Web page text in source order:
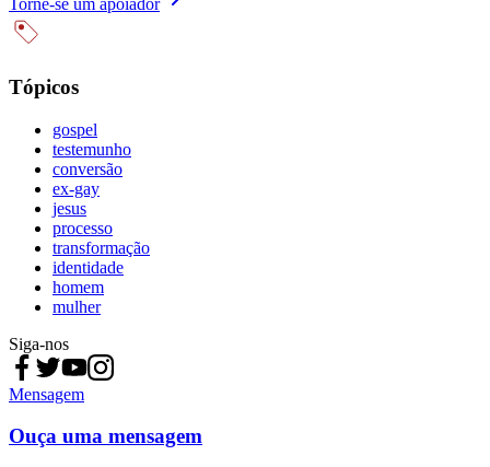
Torne-se um apoiador
Tópicos
gospel
testemunho
conversão
ex-gay
jesus
processo
transformação
identidade
homem
mulher
Siga-nos
Mensagem
Ouça uma mensagem